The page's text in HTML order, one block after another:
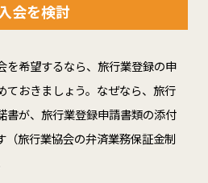
会を検討
を希望するなら、旅行業登録の申
ておきましょう。なぜなら、旅行
書が、旅行業登録申請書類の添付
（旅行業協会の弁済業務保証金制